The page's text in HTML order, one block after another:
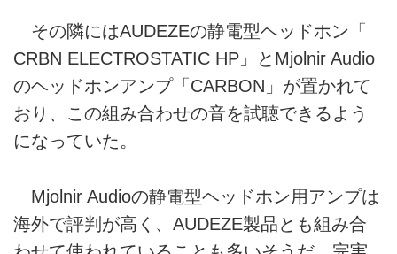
その隣にはAUDEZEの静電型ヘッドホン「
CRBN ELECTROSTATIC HP」とMjolnir Audio
のヘッドホンアンプ「CARBON」が置かれて
おり、この組み合わせの音を試聴できるよう
になっていた。
Mjolnir Audioの静電型ヘッドホン用アンプは
海外で評判が高く、AUDEZE製品とも組み合